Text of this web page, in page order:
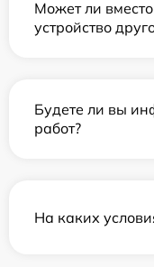
Может ли
устройство
Будете ли вы
работ?
На каких